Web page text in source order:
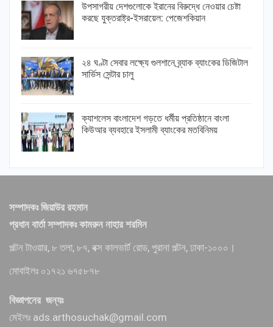
উপসাগরীয় দেশগুলোকে ইরানের বিরুদ্ধে নেওয়ার চেষ্টা
করছে যুক্তরাষ্ট্র-ইসরায়েল: পেজেশকিয়ান
২৪ ঘণ্টা সেবার লক্ষ্যে গুলশানে ব্র্যাক ব্যাংকের ডিজিটাল
সার্ভিস সেন্টার চালু
ক্যাশলেস বাংলাদেশ গড়তে ধর্মীয় প্রতিষ্ঠানে বাংলা
কিউআর ব্যবহারে ইসলামী ব্যাংকের মতবিনিময়
সম্পাদকঃ জিয়াউর রহমান
প্রধান বার্তা সম্পাদকঃ কামরুন নাহার শরমিন
পল্টন টাওয়ার, ৮ তলা, ৮৭, বক্স কালভার্ট রোড, পুরানা পল্টন, ঢাকা-১০০০।
মোবাইলঃ ০১৭২১ ৬৭৫৮৭৮
বিজ্ঞাপনের জন্যঃ
মেইলঃ ads.arthosuchak@gmail.com